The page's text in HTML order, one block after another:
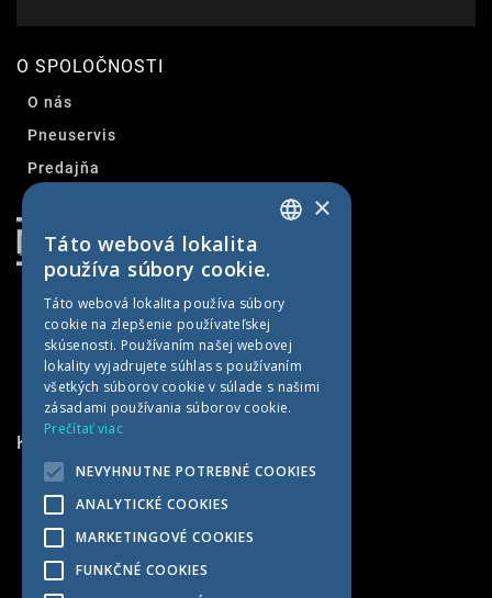
O SPOLOČNOSTI
O nás
Pneuservis
Predajňa
KONTAKTNÉ INFORMÁCIE
MET AGRO
Kočín 100
922 04 Kočín-Lančár
Slovensko
SLOVAK
GERMAN
HUNGARIAN
×
Táto webová lokalita
používa súbory cookie.
Táto webová lokalita používa súbory
cookie na zlepšenie používateľskej
skúsenosti. Používaním našej webovej
lokality vyjadrujete súhlas s používaním
všetkých súborov cookie v súlade s našimi
zásadami používania súborov cookie.
Prečítať viac
NEVYHNUTNE POTREBNÉ COOKIES
ANALYTICKÉ COOKIES
MARKETINGOVÉ COOKIES
FUNKČNÉ COOKIES